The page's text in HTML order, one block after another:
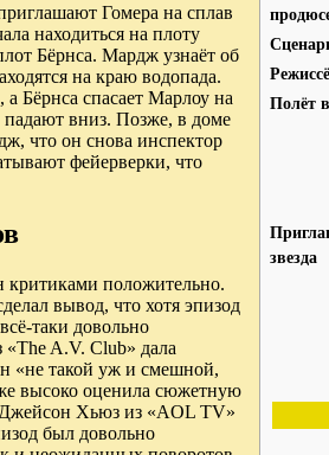
Полёт
звезда
Гомера на сплав
находиться на плоту
Бёрнса. Мардж узнаёт об
на краю водопада.
Бёрнса спасает Марлоу на
падают вниз. Позже, в доме
что он снова инспектор
фейерверки, что
положительно.
вывод, что хотя эпизод
таки довольно
A.V. Club» дала
«не такой уж и смешной,
высоко оценила сюжетную
Хьюз из «AOL TV»
был довольно